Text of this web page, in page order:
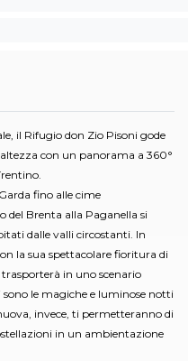
il Rifugio don Zio Pisoni gode
con un panorama a 360°
fino alle cime
del Brenta alla Paganella si
dalle valli circostanti. In
la sua spettacolare fioritura di
in uno scenario
le magiche e luminose notti
invece, ti permetteranno di
in un ambientazione